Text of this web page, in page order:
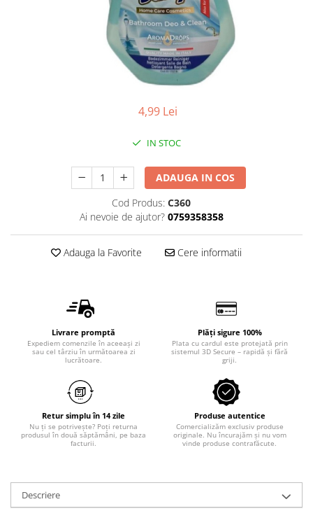
Solutii suprafete bucatarie
Prosoape de hartie si servetele
intretinere masina spalat vase
Rezerve filtru Cafea
Produse curatenie baie
Solutii suprafete baie
Odorizant toaleta
Solutii desfundat tevi
Hartie igienica
Solutie curatat geamuri
Solutie curatat podele
Solutie curatat mobila
Solutii dezinfectante
Solutie curatat covoare
Detergenti universani
4,99 Lei
IN STOC
ADAUGA IN COS
Cod Produs: C360
Ai nevoie de ajutor? 0759358358
Adauga la Favorite Cere informatii
Livrare promptă
Expediem comenzile în aceeași zi
sau cel târziu în următoarea zi
lucrătoare.
Plăți sigure 100%
Plata cu cardul este protejată prin
sistemul 3D Secure – rapidă și fără
griji.
Retur simplu în 14 zile
Nu ți se potrivește? Poți returna
produsul în două săptămâni, pe baza
facturii.
Produse autentice
Comercializăm exclusiv produse
originale. Nu încurajăm și nu vom
vinde produse contrafăcute.
Descriere